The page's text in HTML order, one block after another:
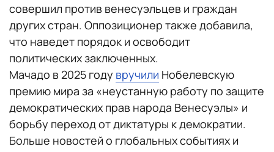
совершил против венесуэльцев и граждан
других стран. Оппозиционер также добавила,
что наведет порядок и освободит
политических заключенных.
Мачадо в 2025 году вручили Нобелевскую
премию мира за «неустанную работу по защите
демократических прав народа Венесуэлы» и
борьбу переход от диктатуры к демократии.
Больше новостей о глобальных событиях и